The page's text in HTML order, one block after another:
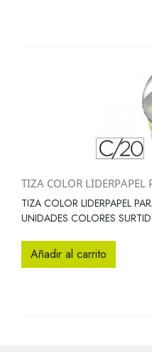
TIZA COLOR LIDERPAPEL
TIZA COLOR LIDERPAPEL
UNIDADES COLORES
Añadir al carrito